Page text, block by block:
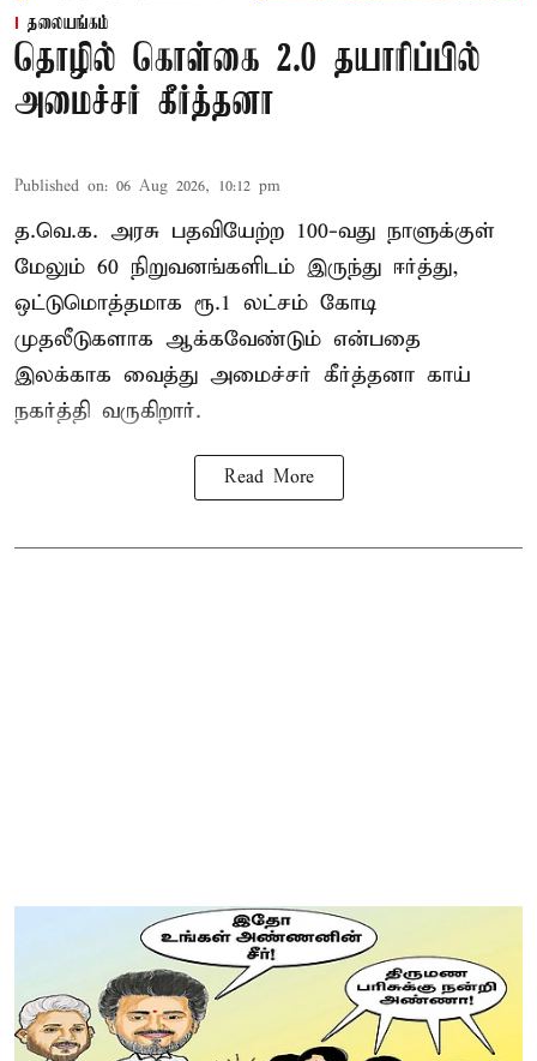
தலையங்கம்
தொழில் கொள்கை 2.0 தயாரிப்பில்
அமைச்சர் கீர்த்தனா
Published on: 06 Aug 2026, 10:12 pm
த.வெ.க. அரசு பதவியேற்ற 100-வது நாளுக்குள்
மேலும் 60 நிறுவனங்களிடம் இருந்து ஈர்த்து,
ஒட்டுமொத்தமாக ரூ.1 லட்சம் கோடி
முதலீடுகளாக ஆக்கவேண்டும் என்பதை
இலக்காக வைத்து அமைச்சர் கீர்த்தனா காய்
நகர்த்தி வருகிறார்.
Read More